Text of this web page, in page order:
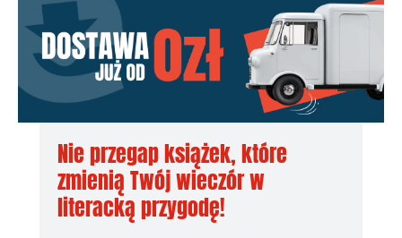
Nie przegap książek, które
zmienią Twój wieczór w
literacką przygodę!